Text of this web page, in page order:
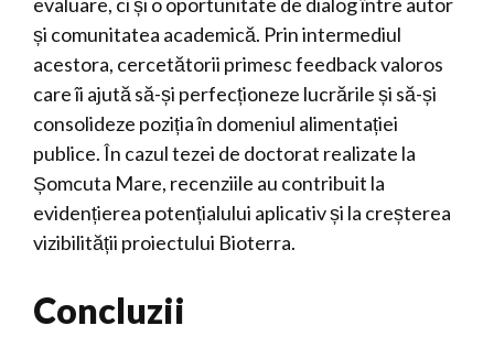
și comunitatea academică. Prin intermediul
acestora, cercetătorii primesc feedback valoros
care îi ajută să-și perfecționeze lucrările și să-și
consolideze poziția în domeniul alimentației
publice. În cazul tezei de doctorat realizate la
Șomcuta Mare, recenziile au contribuit la
evidențierea potențialului aplicativ și la creșterea
vizibilității proiectului Bioterra.
Concluzii